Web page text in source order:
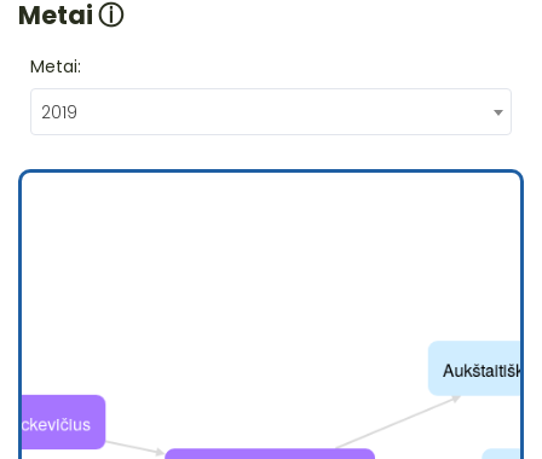
Metaiⓘ
Metai:
2019